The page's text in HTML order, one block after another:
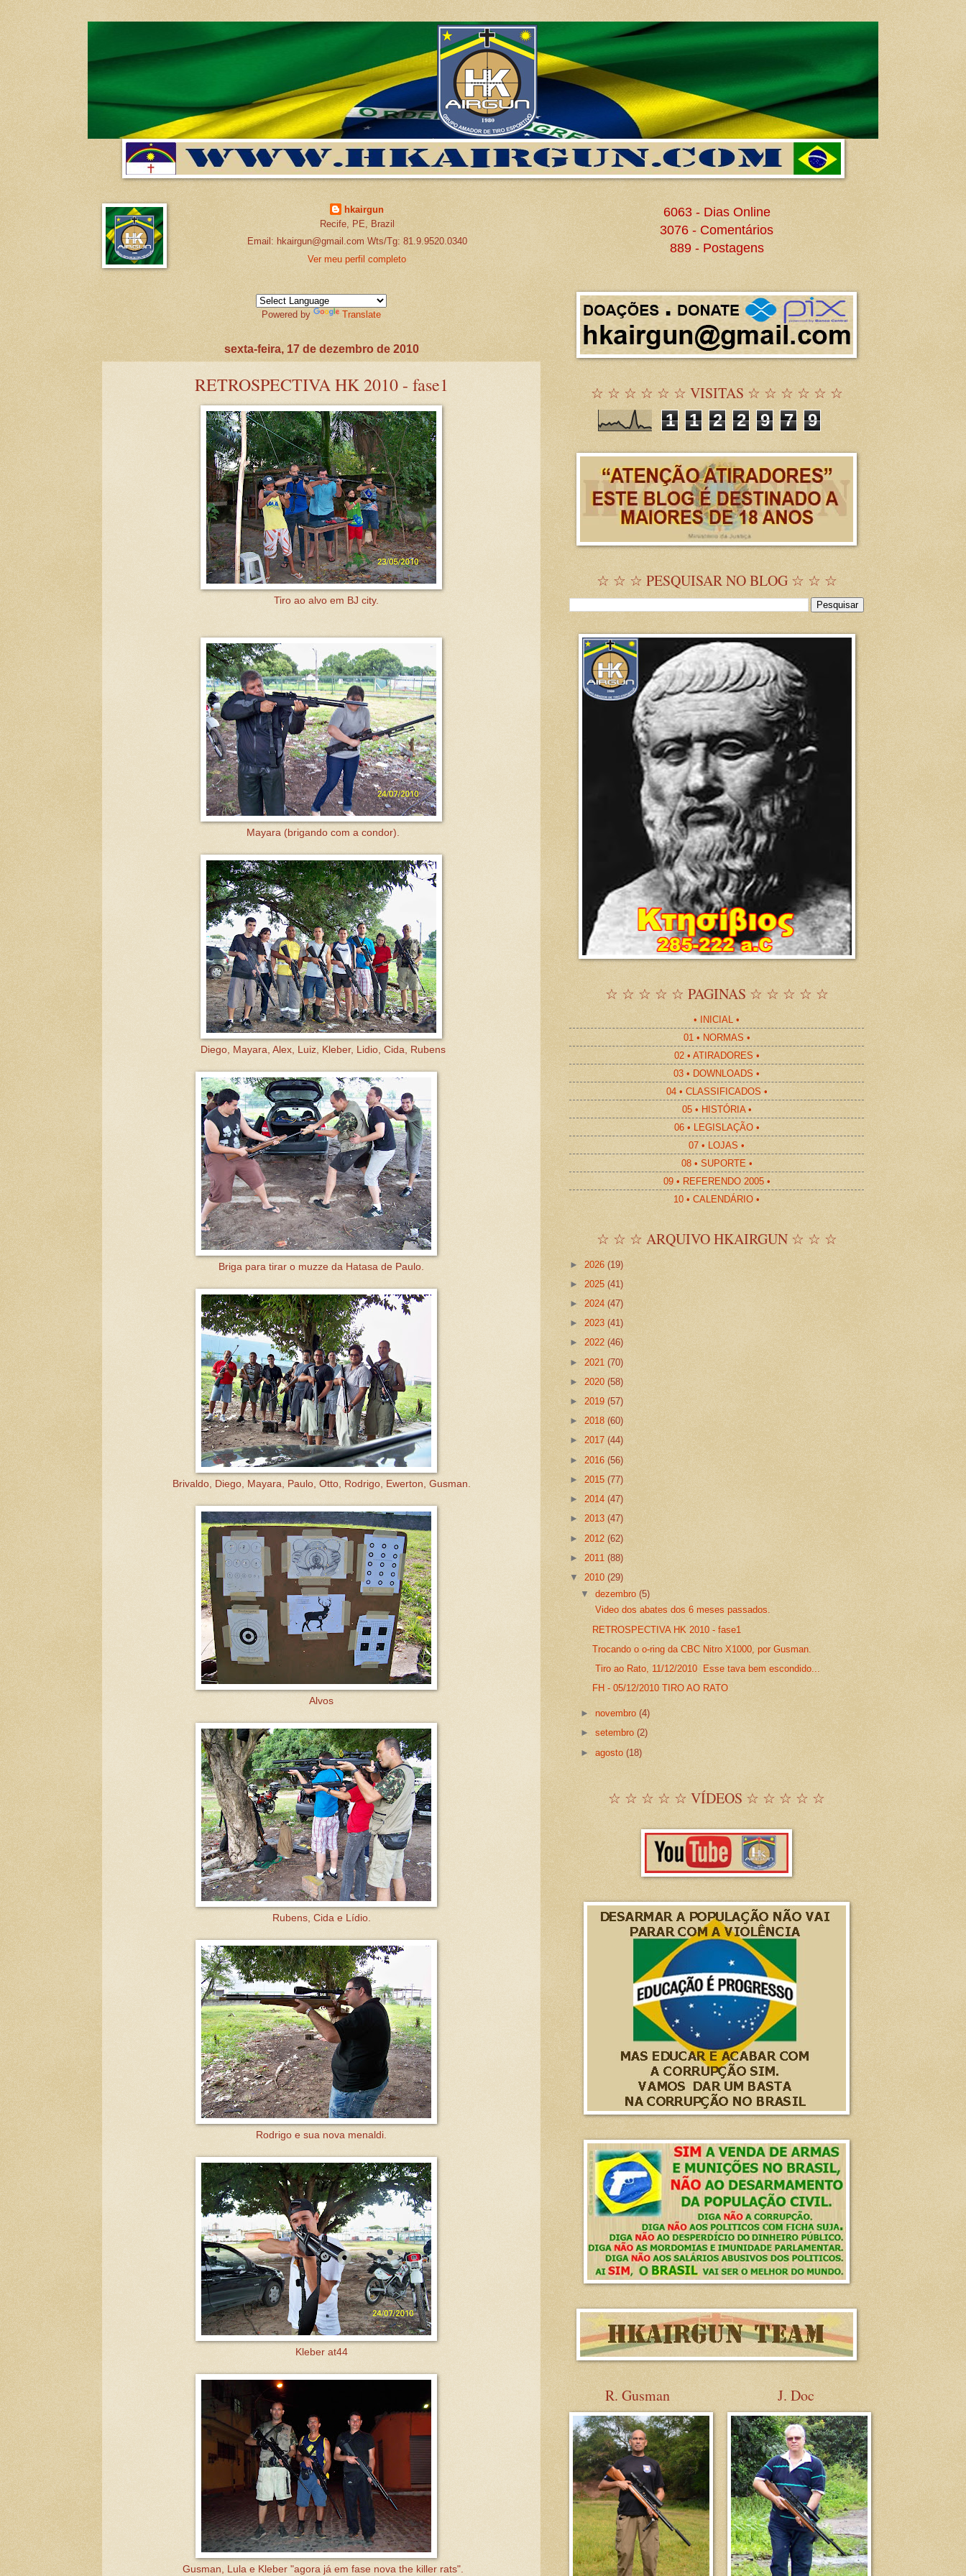
hkairgun
Recife, PE, Brazil
Email: hkairgun@gmail.com Wts/Tg: 81.9.9520.0340
Ver meu perfil completo
Powered by Translate
sexta-feira, 17 de dezembro de 2010
RETROSPECTIVA HK 2010 - fase1
Tiro ao alvo em BJ city.
Mayara (brigando com a condor).
Diego, Mayara, Alex, Luiz, Kleber, Lidio, Cida, Rubens
Briga para tirar o muzze da Hatasa de Paulo.
Brivaldo, Diego, Mayara, Paulo, Otto, Rodrigo, Ewerton, Gusman.
Alvos
Rubens, Cida e Lídio.
Rodrigo e sua nova menaldi.
Kleber at44
Gusman, Lula e Kleber "agora já em fase nova the killer rats".
6063 - Dias Online
3076 - Comentários
889 - Postagens
☆ ☆ ☆ ☆ ☆ ☆ VISITAS ☆ ☆ ☆ ☆ ☆ ☆
1
1 2 2 9 7 9
☆ ☆ ☆ PESQUISAR NO BLOG ☆ ☆ ☆
☆ ☆ ☆ ☆ ☆ PAGINAS ☆ ☆ ☆ ☆ ☆
• INICIAL •
01 • NORMAS •
02 • ATIRADORES •
03 • DOWNLOADS •
04 • CLASSIFICADOS •
05 • HISTÓRIA •
06 • LEGISLAÇÃO •
07 • LOJAS •
08 • SUPORTE •
09 • REFERENDO 2005 •
10 • CALENDÁRIO •
☆ ☆ ☆ ARQUIVO HKAIRGUN ☆ ☆ ☆
► 2026 (19)
► 2025 (41)
► 2024 (47)
► 2023 (41)
► 2022 (46)
► 2021 (70)
► 2020 (58)
► 2019 (57)
► 2018 (60)
► 2017 (44)
► 2016 (56)
► 2015 (77)
► 2014 (47)
► 2013 (47)
► 2012 (62)
► 2011 (88)
▼ 2010 (29)
▼dezembro(5)
Video dos abates dos 6 meses passados.
RETROSPECTIVA HK 2010 - fase1
Trocando o o-ring da CBC Nitro X1000, por Gusman.
Tiro ao Rato, 11/12/2010 Esse tava bem escondido...
FH - 05/12/2010 TIRO AO RATO
►novembro(4)
►setembro(2)
►agosto(18)
☆ ☆ ☆ ☆ ☆ VÍDEOS ☆ ☆ ☆ ☆ ☆
R. Gusman J. Doc